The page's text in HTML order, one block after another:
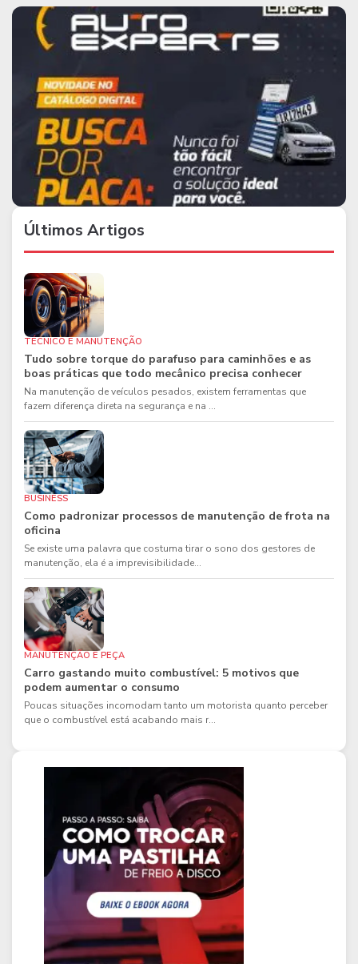
Últimos Artigos
TÉCNICO E MANUTENÇÃO
Tudo sobre torque do parafuso para caminhões e as
boas práticas que todo mecânico precisa conhecer
Na manutenção de veículos pesados, existem ferramentas que
fazem diferença direta na segurança e na ...
BUSINESS
Como padronizar processos de manutenção de frota na
oficina
Se existe uma palavra que costuma tirar o sono dos gestores de
manutenção, ela é a imprevisibilidade...
MANUTENÇÃO E PEÇA
Carro gastando muito combustível: 5 motivos que
podem aumentar o consumo
Poucas situações incomodam tanto um motorista quanto perceber
que o combustível está acabando mais r...